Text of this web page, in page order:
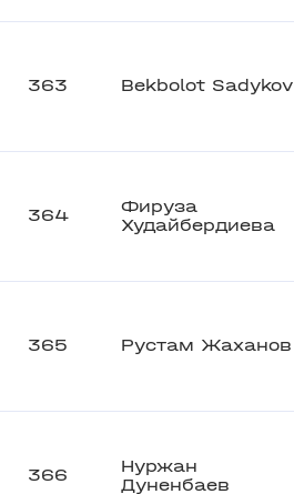
363 Bekbolot Sadykov
364
Фируза
Худайбердиева
365 Рустам Жаханов
366
Нуржан
Дуненбаев